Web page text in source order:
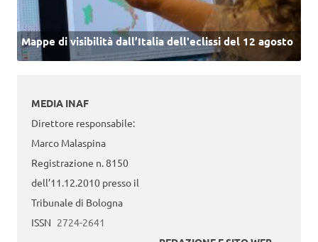
Mappe di visibilità dall’Italia dell'eclissi del 12 agosto
MEDIA INAF
Direttore responsabile:
Marco Malaspina
Registrazione n. 8150
dell’11.12.2010 presso il
Tribunale di Bologna
ISSN 2724-2641